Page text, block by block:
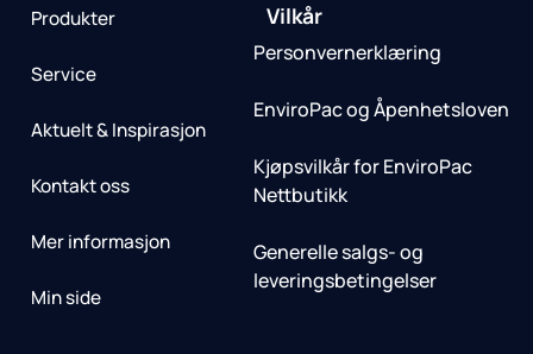
Produkter
Service
Aktuelt & Inspirasjon
Kontakt oss
Mer informasjon
Min side
Vilkår
Personvernerklæring
EnviroPac og Åpenhetsloven
Kjøpsvilkår for EnviroPac
Nettbutikk
Generelle salgs- og
leveringsbetingelser